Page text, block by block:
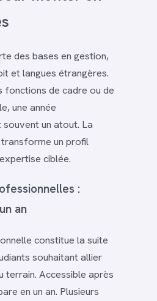
des bases en gestion,
et langues étrangères.
fonctions de cadre ou de
une année
un atout. La
un profil
ciblée.
:
an
constitue la suite
souhaitant allier
terrain. Accessible après
en un an. Plusieurs